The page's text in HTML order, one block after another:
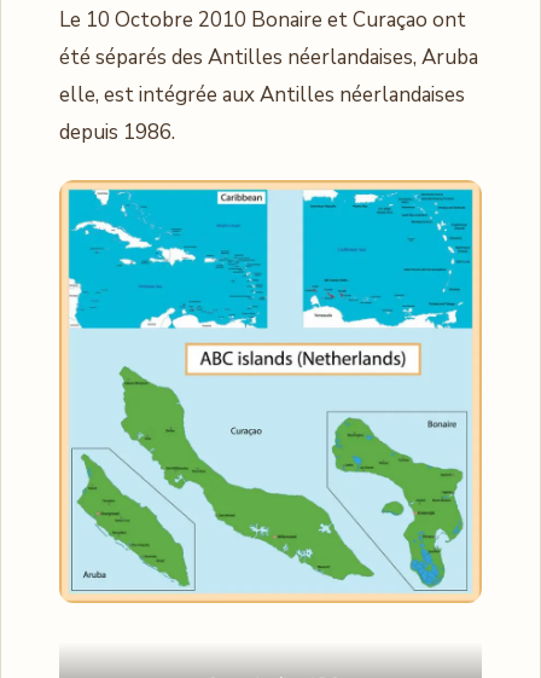
Le 10 Octobre 2010 Bonaire et Curaçao ont
été séparés des Antilles néerlandaises, Aruba
elle, est intégrée aux Antilles néerlandaises
depuis 1986.